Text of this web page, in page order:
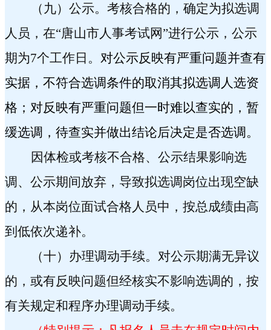
（九）公示。 考核合格的，确定为拟选调
人员，在“唐山市人事考试网”进行公示，公示
期为7个工作日。 对公示反映有严重问题并查有
实据，不符合选调条件的取消其拟选调人选资
格；对反映有严重问题但一时难以查实的，暂
缓选调，待查实并做出结论后决定是否选调。
因体检或考核不合格、公示结果影响选
调、公示期间放弃，导致拟选调岗位出现空缺
的，从本岗位面试合格人员中 ，按总成绩由高
到低依次递补。
（十）办理调动手续。 对公示期满无异议
的，或有反映问题但经核实不影响选调的， 按
有关规定和程序办理调动手续。